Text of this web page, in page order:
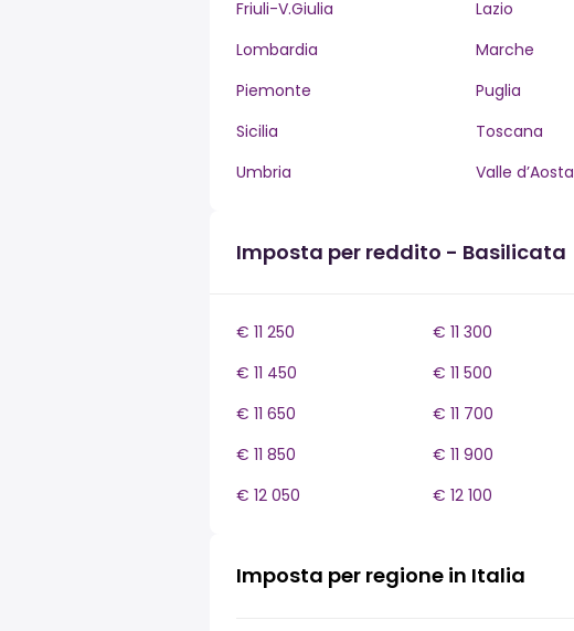
Friuli-V.Giulia
Lazio
Lombardia
Marche
Piemonte
Puglia
Sicilia
Toscana
Umbria
Valle d’Aosta
Imposta per reddito - Basilicata
€ 11 250 € 11 300
€ 11 450
€ 11 500
€ 11 650
€ 11 700
€ 11 850
€ 11 900
€ 12 050
€ 12 100
Imposta per regione in Italia